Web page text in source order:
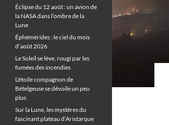
Éclipse du 12 août : un avion de
la NASA dans l’ombre de la
Lune
Éphémérides : le ciel du mois
d’août 2026
Le Soleil se lève, rougi par les
fumées des incendies
L’étoile compagnon de
Bételgeuse se dévoile un peu
plus
Sur la Lune, les mystères du
fascinant plateau d’Aristarque